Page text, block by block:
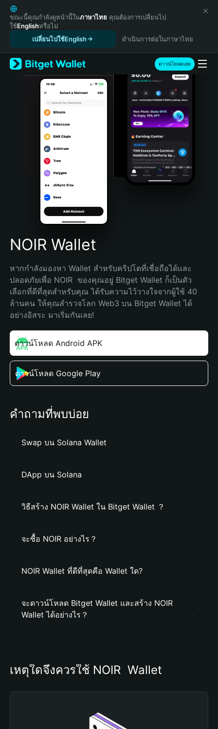
English
日本語
Tiếng Việt
Español (Latinoamérica)
Türkçe
Italiano
Português (Portugal)
Bahasa Indonesia
Português (Brasil)
Español (Argentina)
ขณะนี้คุณกำลังดูหน้านี้ในภาษาไทย คุณต้องการเปลี่ยนไป
ใช้Englishหรือไม่
เปลี่ยนไปใช้English
ดำเนินการต่อในภาษาไทย
ดาวน์โหลดเลย
NOIR Wallet
หากกำลังมองหา Wallet สำหรับคริปโตที่เชื่อถือได้และ
ปลอดภัยเพื่อ NOIR  ของคุณอยู่ Bitget Wallet ก็เป็นตัว
เลือกที่ดีที่สุดสำหรับคุณ ได้รับความไว้วางใจจากผู้ใช้ 40
ล้านคน ให้คุณสำรวจโลก Web3 บน Bitget Wallet ได้
อย่างอิสระ มาเริ่มกันเลย!
ดาวน์โหลด Android APK
ดาวน์โหลด Google Play
คำถามที่พบบ่อย
Swap บน Solana Wallet
DApp บน Solana
วิธีสร้าง NOIR Wallet ใน Bitget Wallet ？
จะซื้อ NOIR อย่างไร？
NOIR Wallet ที่ดีที่สุดคือ Wallet ใด?
จะดาวน์โหลด Bitget Wallet และสร้าง NOIR
Wallet ได้อย่างไร？
เหตุใดจึงควรใช้ NOIR  Wallet